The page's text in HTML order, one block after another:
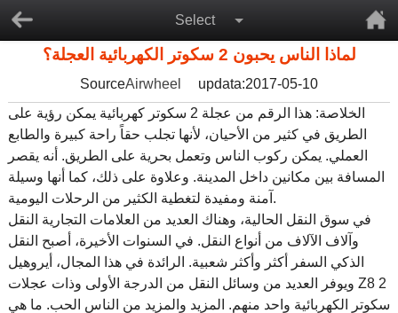
Select
لماذا الناس يحبون 2 سكوتر الكهربائية العجلة؟
SourceAirwheel
updata:2017-05-10
الخلاصة: هذا الرقم من عجلة 2 سكوتر كهربائية يمكن رؤية على
الطريق في كثير من الأحيان، لأنها تجلب حقاً راحة كبيرة والطابع
العملي. يمكن ركوب الناس وتعمل بحرية على الطريق. أنه يقصر
المسافة بين مكانين داخل المدينة. وعلاوة على ذلك، كما أنها وسيلة
آمنة ومفيدة لتغطية الكثير من الرحلات اليومية.
في سوق النقل الحالية، وهناك العديد من العلامات التجارية النقل
وآلاف الآلاف من أنواع النقل. في السنوات الأخيرة، أصبح النقل
الذكي السفر أكثر وأكثر شعبية. الرائدة في هذا المجال، أيروهيل
ويوفر العديد من وسائل النقل من الدرجة الأولى وذات عجلات Z8 2
سكوتر الكهربائية واحد منهم. المزيد والمزيد من الناس الحب. ما هي